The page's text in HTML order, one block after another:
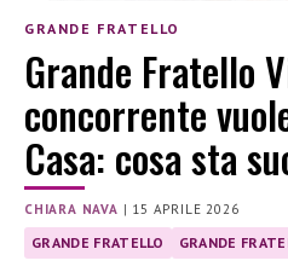
GRANDE FRATELLO
Grande Fratello
concorrente
Casa: cosa sta
CHIARA NAVA | 15 APRILE 2026
GRANDE FRATELLO GRANDE